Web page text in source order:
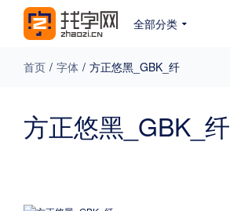
全部分类
免费下载 收费下载 更多
首页 / 字体 / 方正悠黑_GBK_纤
方正悠黑_GBK_纤